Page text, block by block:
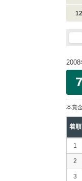
本賞
着順
1
2
3